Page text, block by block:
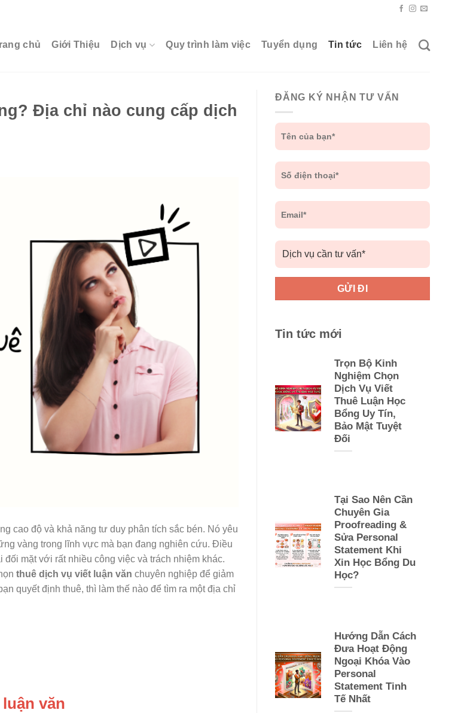
chủ Giới Thiệu Dịch vụ Quy trình làm việc Tuyển dụng Tin tức Liên hệ
Địa chỉ nào cung cấp dịch
cao độ và khả năng tư duy phân tích sắc bén. Nó yêu
vàng trong lĩnh vực mà bạn đang nghiên cứu. Điều
mặt với rất nhiều công việc và trách nhiệm khác.
thuê dịch vụ viết luận văn chuyên nghiệp để giảm
quyết định thuê, thì làm thế nào để tìm ra một địa chỉ
văn
ĐĂNG KÝ NHẬN TƯ VẤN
Tin tức mới
Trọn Bộ Kinh
Nghiệm Chọn
Dịch Vụ Viết
Thuê Luận Học
Bổng Uy Tín,
Bảo Mật Tuyệt
Đối
Tại Sao Nên Cần
Chuyên Gia
Proofreading &
Sửa Personal
Statement Khi
Xin Học Bổng Du
Học?
Hướng Dẫn Cách
Đưa Hoạt Động
Ngoại Khóa Vào
Personal
Statement Tinh
Tế Nhất